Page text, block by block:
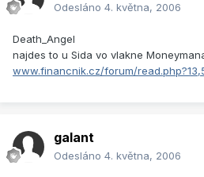
Odesláno 4. května, 2006
Death_Angel
najdes to u Sida vo vlakne
www.financnik.cz/forum/
galant
Odesláno 4. května, 2006